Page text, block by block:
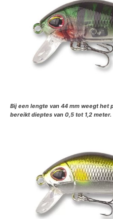
Bij een lengte van 44 mm weegt het
bereikt dieptes van 0,5 tot 1,2 meter.